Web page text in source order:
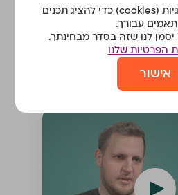
וחשבוניות אונליין
אנחנו משתמשים בעוגיות (cookies) כדי להציג תכנים
עבורך.
לנו שזה בסדר מבחינתך.
הפרטיות שלנו
אישור